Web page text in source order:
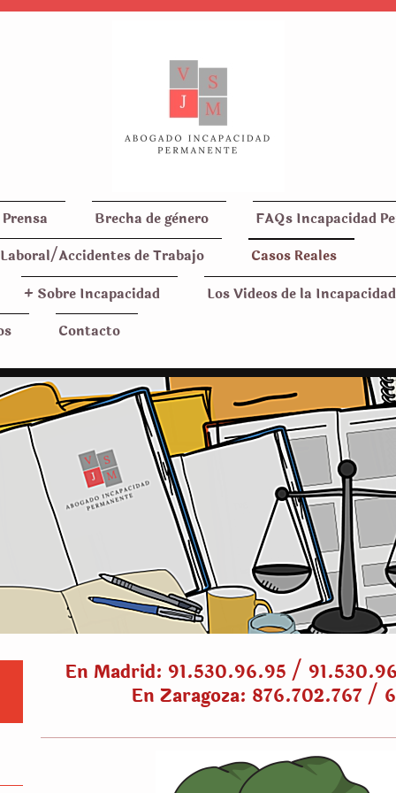
Brecha de gènero
FAQs Incapacidad
Accidentes de Trabajo
Casos Reales
+ Sobre Incapacidad
Los Videos de la Incapacidad
Contacto
En Madrid: 91.530.96.95 /
En Zaragoza: 876.702.767 /